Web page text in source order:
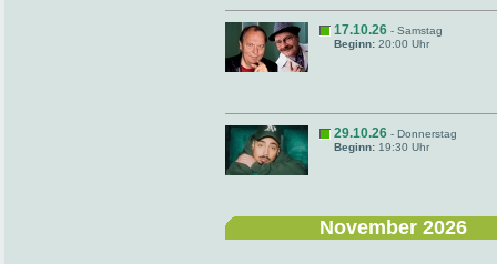
17.10.26 - Samstag
Beginn: 20:00 Uhr
29.10.26 - Donnerstag
Beginn: 19:30 Uhr
November 2026